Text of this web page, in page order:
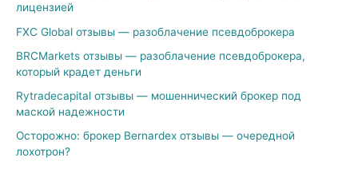
лицензией
FXC Global отзывы — разоблачение псевдоброкера
BRCMarkets отзывы — разоблачение псевдоброкера,
который крадет деньги
Rytradecapital отзывы — мошеннический брокер под
маской надежности
Осторожно: брокер Bernardex отзывы — очередной
лохотрон?